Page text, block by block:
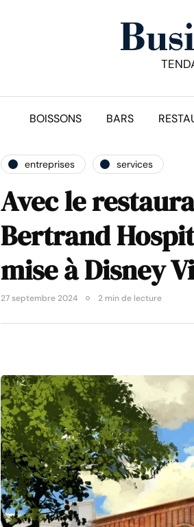
BOISSONS BARS
entreprises services
Avec le
Bertrand
mise à Disney
27 septembre 2024 2 min de lecture